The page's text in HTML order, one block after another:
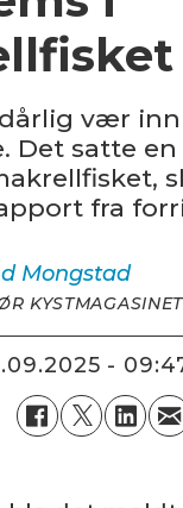
vær
Det satte
fra
Mongstad
KYSTMAGASINET
-